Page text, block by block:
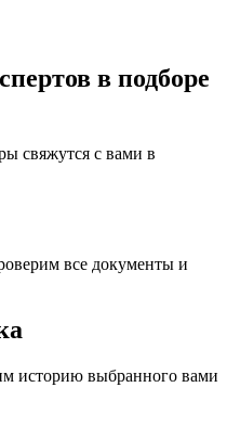
в подборе
свяжутся с вами в
все документы и
историю выбранного вами